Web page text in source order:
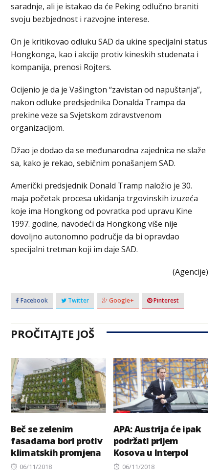
saradnje, ali je istakao da će Peking odlučno braniti
svoju bezbjednost i razvojne interese.
On je kritikovao odluku SAD da ukine specijalni status
Hongkonga, kao i akcije protiv kineskih studenata i
kompanija, prenosi Rojters.
Ocijenio je da je Vašington “zavistan od napuštanja”,
nakon odluke predsjednika Donalda Trampa da
prekine veze sa Svjetskom zdravstvenom
organizacijom.
Džao je dodao da se međunarodna zajednica ne slaže
sa, kako je rekao, sebičnim ponašanjem SAD.
Američki predsjednik Donald Tramp naložio je 30.
maja početak procesa ukidanja trgovinskih izuzeća
koje ima Hongkong od povratka pod upravu Kine
1997. godine, navodeći da Hongkong više nije
dovoljno autonomno područje da bi opravdao
specijalni tretman koji im daje SAD.
(Agencije)
Facebook Twitter Google+ Pinterest
PROČITAJTE JOŠ
Beč se zelenim
fasadama bori protiv
klimatskih promjena
Posted
06/11/2018
APA: Austrija će ipak
podržati prijem
Kosova u Interpol
Posted
06/11/2018